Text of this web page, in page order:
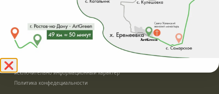
❌
© ARTGREEN, 2015-2026
*Данное предложение не является публичной офертой, определяемой
исключительно информационный характер
Политика конфедециальности
Сайт разработан